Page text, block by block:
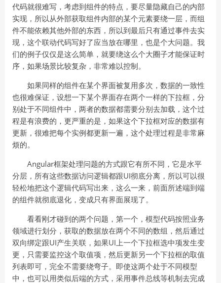
代码就很难写，考虑到组件的特点，要尽量隐藏自己的内部
实现，所以从外部获取组件内部的某个元素要绕一层，而组
件不能依赖其他外部的东西，所以到最后只有通过事件去实
现，这个联动代码写好了应当放在哪里，也是个大问题。我
们的例子仅仅是这么简单，就要绕这么个大圈子才能保证时
序，如果场景比较复杂，非常难以控制。
如果同样的组件在某个界面被复用多次，数据的一致性
也很难保证，设想一下某个界面存在两个一样的下拉框，分
别处于不同组件中，两者的数据都需要分别去加载，这个过
程是有浪费的，更严重的是，如果这个下拉框对应的数据有
更新，很难把每个实例都更新一遍，这个处理过程是非常麻
烦的。
Angular框架处理问题的方式跟它有所不同，它是水平
分层，所有这些数据访问逻辑都跟UI彻底分离，所以可以很
轻松地把这个逻辑代码写出来，这么一来，前面所述端到端
的组件就彻底退化，变成只有界面展现了。
看看刚才碰到的两个问题，第一个，模型代码按照业务
领域进行划分，获取的数据放在两个不同的数组，然后通过
双向绑定跟UI产生关联，如果UI上一个下拉框选中项发生变
更，只需要监控这个取值项，然后更新另一个下拉框的取值
列表即可，完全不需要绕弯子。即使这两个处于不同模型
中，也可以用类似后端的方式，采用事件总线等机制去完成